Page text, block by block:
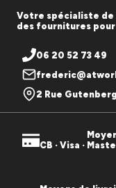
Votre spécialiste
des fournitures
06 20 52 73 49
2 Rue
CB · Visa ·